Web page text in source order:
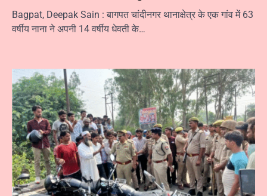
Bagpat, Deepak Sain : बागपत चांदीनगर थानाक्षेत्र के एक गांव में 63
वर्षीय नाना ने अपनी 14 वर्षीय धेवती के…